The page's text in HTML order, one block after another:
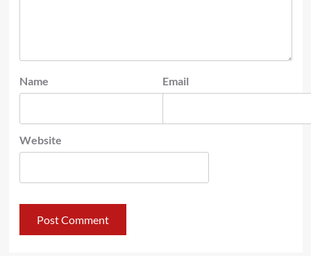
Name Email
Website